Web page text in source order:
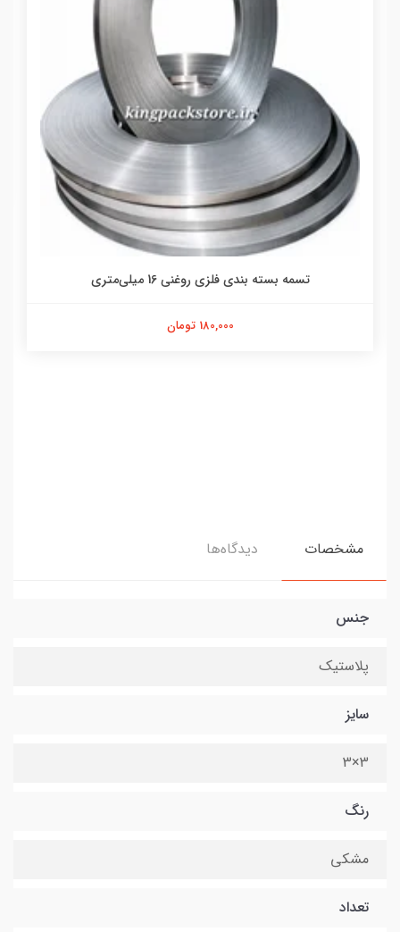
تسمه بسته بندی فلزی روغنی 16 میلی‌متری
180,000 تومان
مشخصات دیدگاه‌ها
جنس
پلاستیک
سایز
3×3
رنگ
مشکی
تعداد